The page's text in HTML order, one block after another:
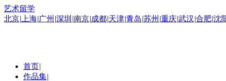
艺术留学
北京| 上海|广州 |深圳 |南京|成都|天津|青岛|苏州 |重庆|武汉 |合肥|沈
首页|
作品集|